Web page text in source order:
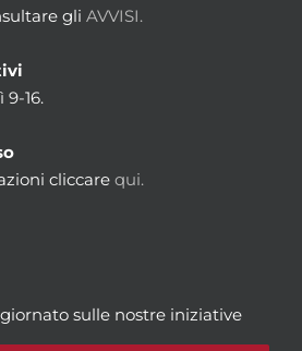
gli AVVISI.
16.
cliccare qui.
sulle nostre iniziative